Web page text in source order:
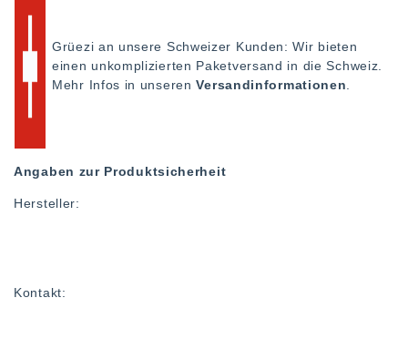
Grüezi an unsere Schweizer Kunden: Wir bieten
einen unkomplizierten Paketversand in die Schweiz.
Mehr Infos in unserenVersandinformationen
Angaben zur Produktsicherheit
Hersteller:
Kontakt: